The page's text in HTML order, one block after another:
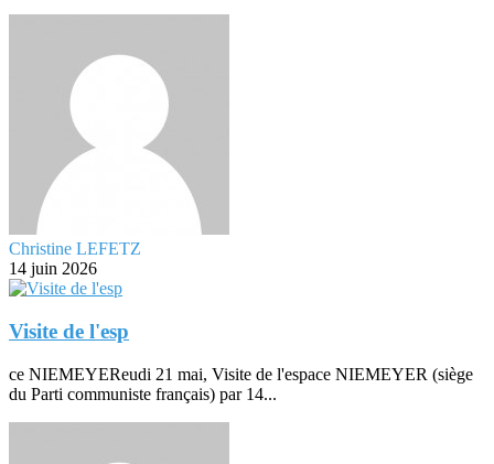
Christine LEFETZ
14 juin 2026
Visite de l'esp
ce NIEMEYEReudi 21 mai, Visite de l'espace NIEMEYER (siège
du Parti communiste français) par 14...